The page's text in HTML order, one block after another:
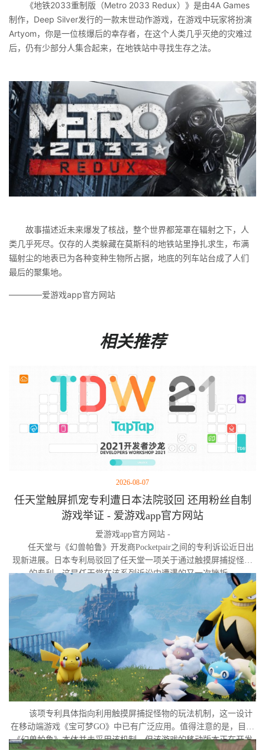
《地铁2033重制版（Metro 2033 Redux）》是由4A Games
制作，Deep Silver发行的一款末世动作游戏，在游戏中玩家将扮演
Artyom，你是一位核爆后的幸存者，在这个人类几乎灭绝的灾难过
后，仍有少部分人集合起来，在地铁站中寻找生存之法。
故事描述近未来爆发了核战，整个世界都笼罩在辐射之下，人
类几乎死尽。仅存的人类躲藏在莫斯科的地铁站里挣扎求生，布满
辐射尘的地表已为各种变种生物所占据，地底的列车站台成了人们
最后的聚集地。
————爱游戏app官方网站
相关推荐
2026-08-07
任天堂触屏抓宠专利遭日本法院驳回 还用粉丝自制
游戏举证 - 爱游戏app官方网站
爱游戏app官方网站 -
任天堂与《幻兽帕鲁》开发商Pocketpair之间的专利诉讼近日出
现新进展。日本专利局驳回了任天堂一项关于通过触摸屏捕捉怪物
的专利，这是任天堂在该系列诉讼中遭遇的又一次挫折。
该项专利具体指向利用触摸屏捕捉怪物的玩法机制，这一设计
在移动端游戏《宝可梦GO》中已有广泛应用。值得注意的是，目前
《幻兽帕鲁》本体并未采用该机制，但该游戏的移动版本正在开发